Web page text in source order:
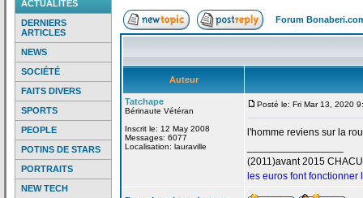
ACTUALITÉS
DERNIERS
ARTICLES
NEWS
SOCIÉTÉ
FAITS DIVERS
SPORTS
PEOPLE
POTINS DE STARS
PORTRAITS
NEW TECH
Forum
Auteur
Tatchape
Bérinaute Vétéran
Inscrit le: 12 May 2008
Messages: 6077
Localisation: lauraville
Posté le: Fri Mar 13, 2020
l'homme reviens sur la
(2011)avant 2015
les euros font fonctionner